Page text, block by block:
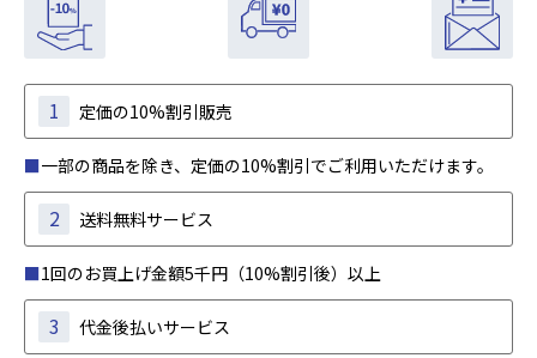
1 定価の10%割引販売
■一部の商品を除き、定価の10%割引でご利用いただけます。
2 送料無料サービス
■1回のお買上げ金額5千円（10%割引後）以上
3 代金後払いサービス